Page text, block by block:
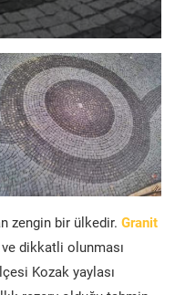
zengin bir ülkedir. Granit
dikkatli olunması
Kozak yaylası